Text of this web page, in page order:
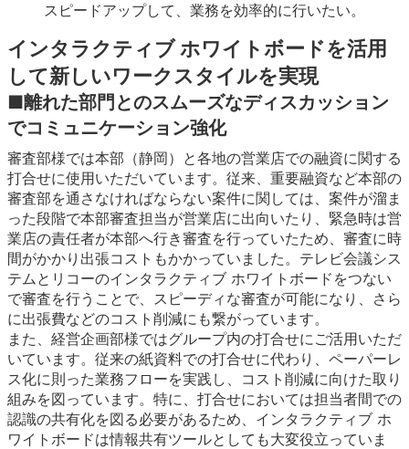
スピードアップして、業務を効率的に行いたい。
インタラクティブ ホワイトボードを活用
して新しいワークスタイルを実現
■離れた部門とのスムーズなディスカッション
でコミュニケーション強化
審査部様では本部（静岡）と各地の営業店での融資に関する
打合せに使用いただいています。従来、重要融資など本部の
審査部を通さなければならない案件に関しては、案件が溜ま
った段階で本部審査担当が営業店に出向いたり、緊急時は営
業店の責任者が本部へ行き審査を行っていたため、審査に時
間がかかり出張コストもかかっていました。テレビ会議シス
テムとリコーのインタラクティブ ホワイトボードをつない
で審査を行うことで、スピーディな審査が可能になり、さら
に出張費などのコスト削減にも繋がっています。
また、経営企画部様ではグループ内の打合せにご活用いただ
いています。従来の紙資料での打合せに代わり、ペーパーレ
ス化に則った業務フローを実践し、コスト削減に向けた取り
組みを図っています。特に、打合せにおいては担当者間での
認識の共有化を図る必要があるため、インタラクティブ ホ
ワイトボードは情報共有ツールとしても大変役立っていま